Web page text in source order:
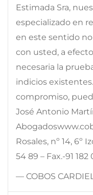
Estimada Sra,
especializado en
en este sentido
con usted, a
necesaria la
indicios
compromiso,
José Antonio
Rosales, nº 14, 6º
54 89 – Fax.-91 182
— COBOS